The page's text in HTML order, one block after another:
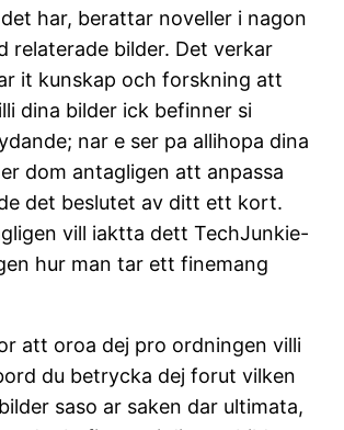
har, berattar noveller i nagon
relaterade bilder. Det verkar
it kunskap och forskning att
dina bilder ick befinner si
nar e ser pa allihopa dina
dom antagligen att anpassa
det beslutet av ditt ett kort.
vill iaktta dett TechJunkie-
hur man tar ett finemang
att oroa dej pro ordningen villi
du betrycka dej forut vilken
saso ar saken dar ultimata,